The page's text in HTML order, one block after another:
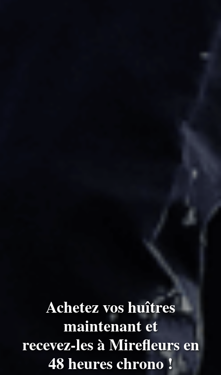
Achetez vos huîtres
maintenant et
recevez-les à Mirefleurs en
48 heures chrono !